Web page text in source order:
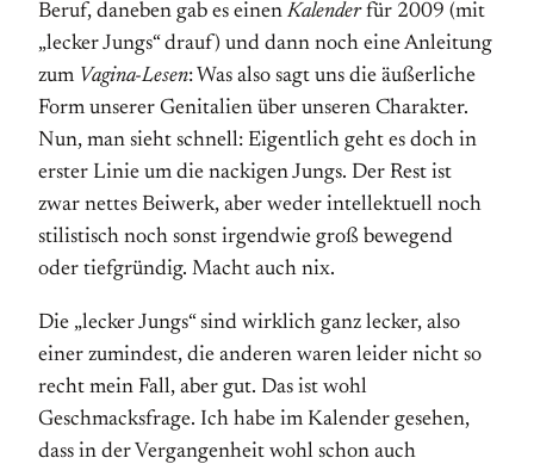
Beruf, daneben gab es einen Kalenderfür 2009 (mit
„lecker Jungs“ drauf) und dann noch eine Anleitung
zum Vagina-Lesen: Was also sagt uns die äußerliche
Form unserer Genitalien über unseren Charakter.
Nun, man sieht schnell: Eigentlich geht es doch in
erster Linie um die nackigen Jungs. Der Rest ist
zwar nettes Beiwerk, aber weder intellektuell noch
stilistisch noch sonst irgendwie groß bewegend
oder tiefgründig. Macht auch nix.
Die „lecker Jungs“ sind wirklich ganz lecker, also
einer zumindest, die anderen waren leider nicht so
recht mein Fall, aber gut. Das ist wohl
Geschmacksfrage. Ich habe im Kalender gesehen,
dass in der Vergangenheit wohl schon auch